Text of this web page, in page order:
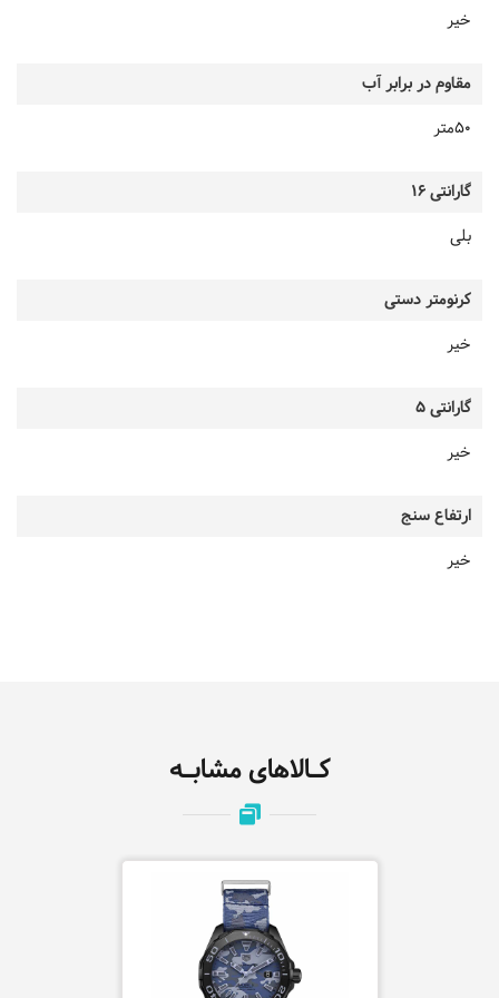
خیر
مقاوم در برابر آب
50متر
گارانتی 16
بلی
کرنومتر دستی
خیر
گارانتی 5
خیر
ارتفاع سنج
خیر
کـالاهای مشابـه